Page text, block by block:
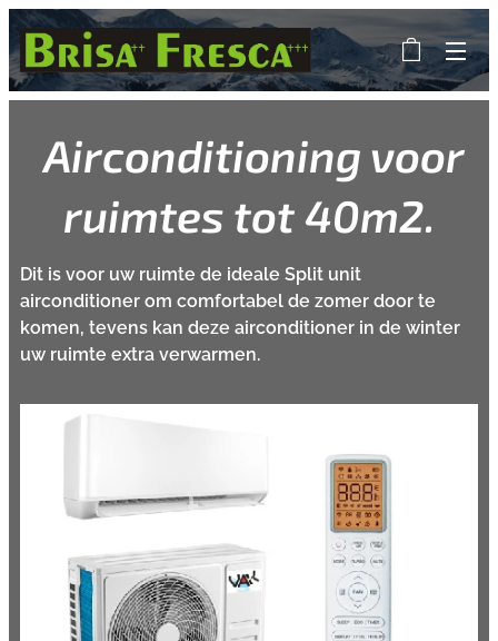
Airconditioning voor
ruimtes tot 40m2.
Dit is voor uw ruimte de ideale Split unit
airconditioner om comfortabel de zomer door te
komen, tevens kan deze airconditioner in de winter
uw ruimte extra verwarmen.